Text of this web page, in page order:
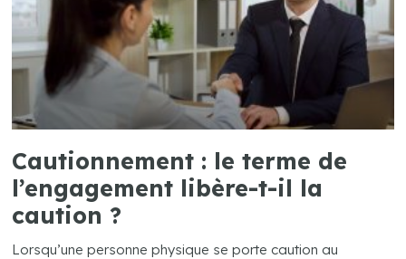
Cautionnement : le terme de
l’engagement libère-t-il la
caution ?
Lorsqu’une personne physique se porte caution au